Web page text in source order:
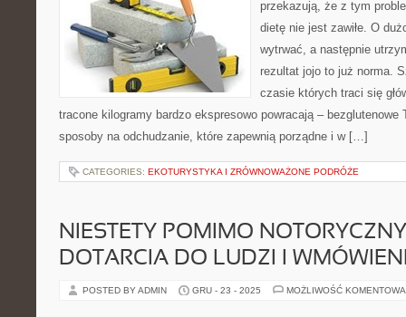
przekazują, że z tym
dietę nie jest zawiłe. O
wytrwać, a następnie
rezultat jojo to już norma.
czasie których traci się
tracone kilogramy bardzo ekspresowo powracają – bezglutenowe
sposoby na odchudzanie, które zapewnią porządne i w […]
CATEGORIES: EKOTURYSTYKA I ZRÓWNOWAŻONE PODRÓŻE
NIESTETY POMIMO
DOTARCIA DO LUDZI I
POSTED BY ADMIN GRU - 23 - 2025 MOŻLIWOŚĆ